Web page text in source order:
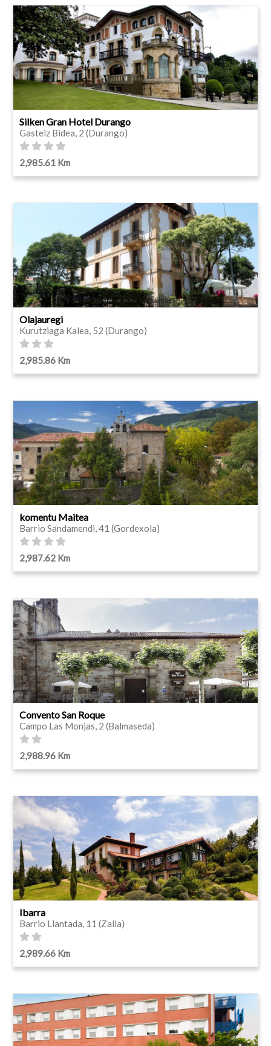
Silken Gran Hotel Durango
Gasteiz Bidea, 2 (Durango)
2,985.61 Km
Olajauregi
Kurutziaga Kalea, 52 (Durango)
2,985.86 Km
komentu Maitea
Barrio Sandamendi, 41 (Gordexola)
2,987.62 Km
Convento San Roque
Campo Las Monjas, 2 (Balmaseda)
2,988.96 Km
Ibarra
Barrio Llantada, 11 (Zalla)
2,989.66 Km